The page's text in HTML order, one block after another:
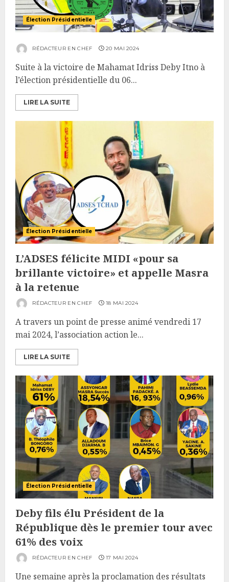
Élection Présidentielle
RÉDACTEUR EN CHEF 20 MAI 2024
Suite à la victoire de Mahamat Idriss Deby Itno à
l’élection présidentielle du 06...
LIRE LA SUITE
Élection Présidentielle
L’ADSES félicite MIDI «pour sa
brillante victoire» et appelle Masra
à la retenue
RÉDACTEUR EN CHEF 18 MAI 2024
A travers un point de presse animé vendredi 17
mai 2024, l’association action le...
LIRE LA SUITE
Élection Présidentielle
Deby fils élu Président de la
République dès le premier tour avec
61% des voix
RÉDACTEUR EN CHEF 17 MAI 2024
Une semaine après la proclamation des résultats